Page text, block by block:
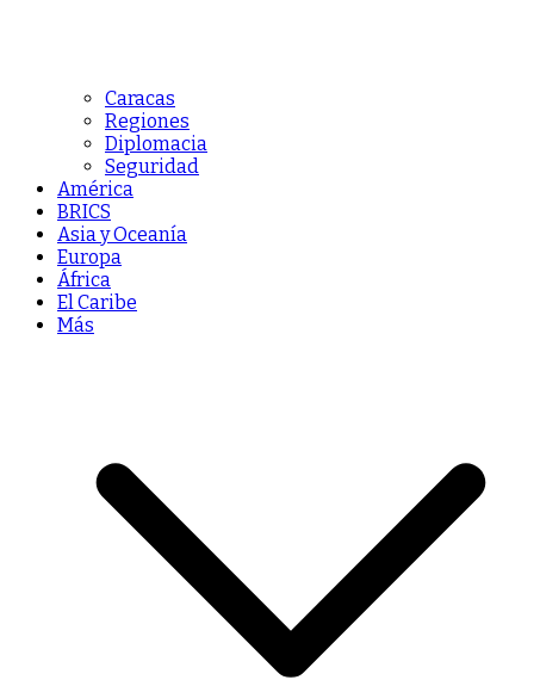
Caracas
Regiones
Diplomacia
Seguridad
América
BRICS
Asia y Oceanía
Europa
África
El Caribe
Más